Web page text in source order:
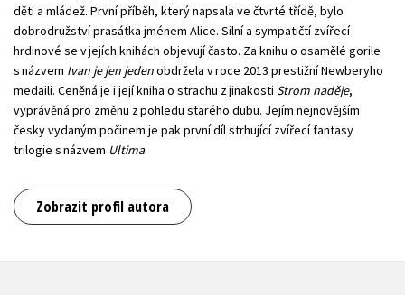
děti a mládež. První příběh, který napsala ve čtvrté třídě, bylo
dobrodružství prasátka jménem Alice. Silní a sympatičtí zvířecí
hrdinové se v jejích knihách objevují často. Za knihu o osamělé gorile
s názvem Ivan je jen jedenobdržela v roce 2013 prestižní Newberyho
medaili. Ceněná je i její kniha o strachu z jinakosti Strom naděje,
vyprávěná pro změnu z pohledu starého dubu. Jejím nejnovějším
česky vydaným počinem je pak první díl strhující zvířecí fantasy
trilogie s názvem Ultima.
Zobrazit profil autora